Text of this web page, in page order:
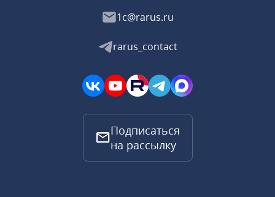
1c@rarus.ru
rarus_contact
Подписаться
на рассылку